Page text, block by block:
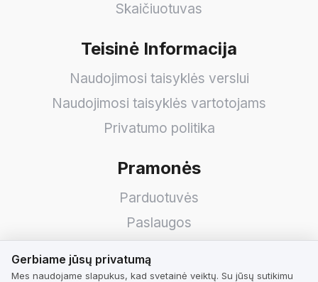
Skaičiuotuvas
Teisinė Informacija
Naudojimosi taisyklės verslui
Naudojimosi taisyklės vartotojams
Privatumo politika
Pramonės
Parduotuvės
Paslaugos
Restoranai
Gerbiame jūsų privatumą
Mes naudojame slapukus, kad svetainė veiktų. Su jūsų sutikimu